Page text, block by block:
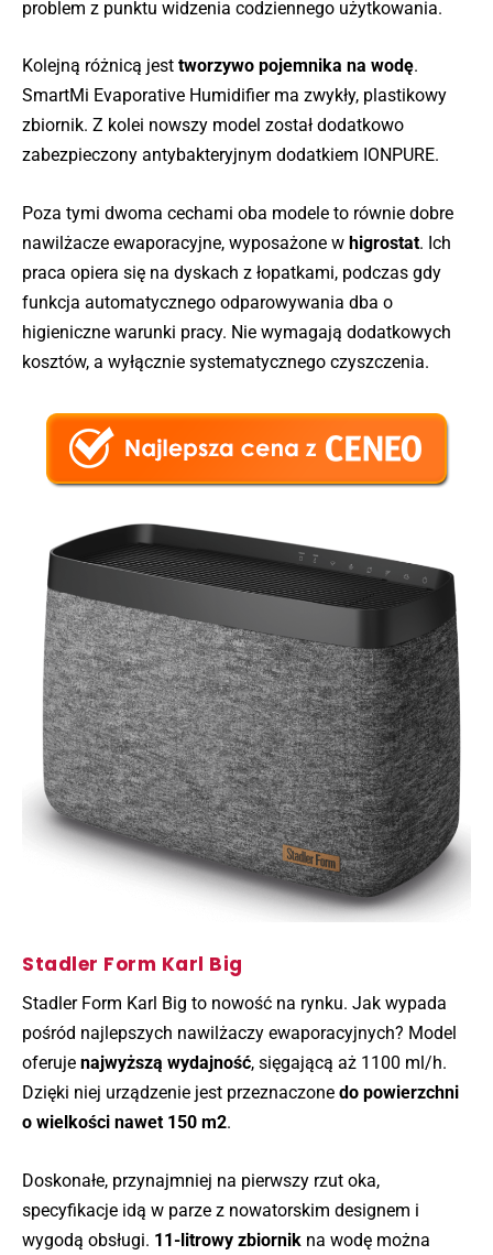
problem z punktu widzenia codziennego użytkowania.
Kolejną różnicą jest tworzywo pojemnika na wodę.
SmartMi Evaporative Humidifier ma zwykły, plastikowy
zbiornik. Z kolei nowszy model został dodatkowo
zabezpieczony antybakteryjnym dodatkiem IONPURE.
Poza tymi dwoma cechami oba modele to równie dobre
nawilżacze ewaporacyjne, wyposażone w higrostat. Ich
praca opiera się na dyskach z łopatkami, podczas gdy
funkcja automatycznego odparowywania dba o
higieniczne warunki pracy. Nie wymagają dodatkowych
kosztów, a wyłącznie systematycznego czyszczenia.
Stadler Form Karl Big
Stadler Form Karl Big to nowość na rynku. Jak wypada
pośród najlepszych nawilżaczy ewaporacyjnych? Model
oferuje najwyższą wydajność, sięgającą aż 1100 ml/h.
Dzięki niej urządzenie jest przeznaczone do powierzchni
o wielkości nawet 150 m2.
Doskonałe, przynajmniej na pierwszy rzut oka,
specyfikacje idą w parze z nowatorskim designem i
wygodą obsługi. 11-litrowy zbiornik na wodę można